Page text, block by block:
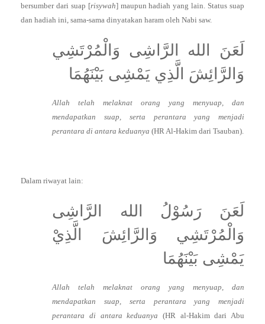
bersumber dari suap [risywah] maupun hadiah yang lain. Status suap
dan hadiah ini, sama-sama dinyatakan haram oleh Nabi saw.
لَعَنَ الله الرَّاشِى وَالْمُرْتَشِي
وَالرَّائِشَ الَّذِي يَمْشِى بَيْنَهُمَا
Allah telah melaknat orang yang menyuap, dan
mendapatkan suap, serta perantara yang menjadi
perantara di antara keduanya (HR Al-Hakim dari Tsauban).
Dalam riwayat lain:
لَعَنَ رَسُوْلُ الله الرَّاشِى
وَالْمُرْتَشِي وَالرَّائِشَ الَّذِيْ
يَمْشِى بَيْنَهُمَا
Allah telah melaknat orang yang menyuap, dan
mendapatkan suap, serta perantara yang menjadi
perantara di antara keduanya (HR al-Hakim dari Abu